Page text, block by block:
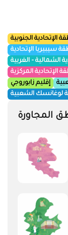
الإتحادية الجنوبية
سيبيريا الإتحادية
الشمالية – الغربية
الإتحادية المركزية
إقليم زابوروجي
لوغانسك الشعبية
المجاورة